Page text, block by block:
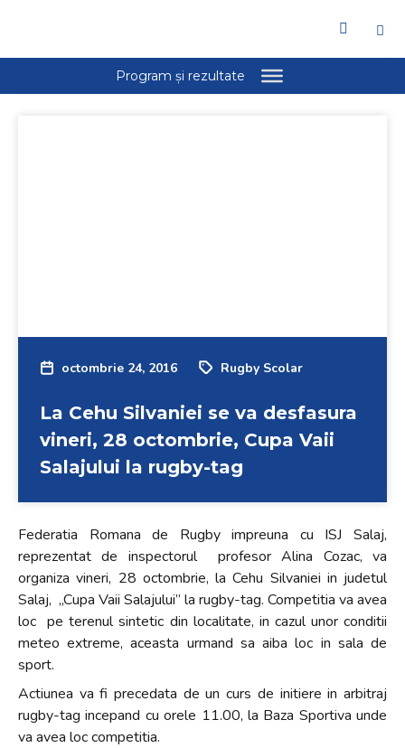
octombrie 24, 2016 Rugby Scolar
La Cehu Silvaniei se va desfasura
vineri, 28 octombrie, Cupa Vaii
Salajului la rugby-tag
Federatia Romana de Rugby impreuna cu ISJ Salaj,
reprezentat de inspectorul profesor Alina Cozac, va
organiza vineri, 28 octombrie, la Cehu Silvaniei in judetul
Salaj, „Cupa Vaii Salajului” la rugby-tag. Competitia va avea
loc pe terenul sintetic din localitate, in cazul unor conditii
meteo extreme, aceasta urmand sa aiba loc in sala de
sport.
Actiunea va fi precedata de un curs de initiere in arbitraj
rugby-tag incepand cu orele 11.00, la Baza Sportiva unde
va avea loc competitia.